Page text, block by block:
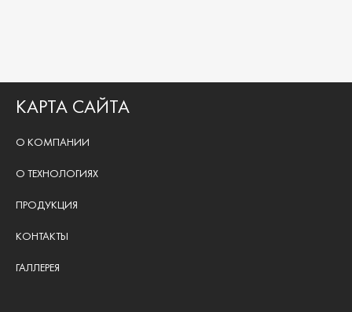
КАРТА САЙТА
О КОМПАНИИ
О ТЕХНОЛОГИЯХ
ПРОДУКЦИЯ
КОНТАКТЫ
ГАЛЛЕРЕЯ